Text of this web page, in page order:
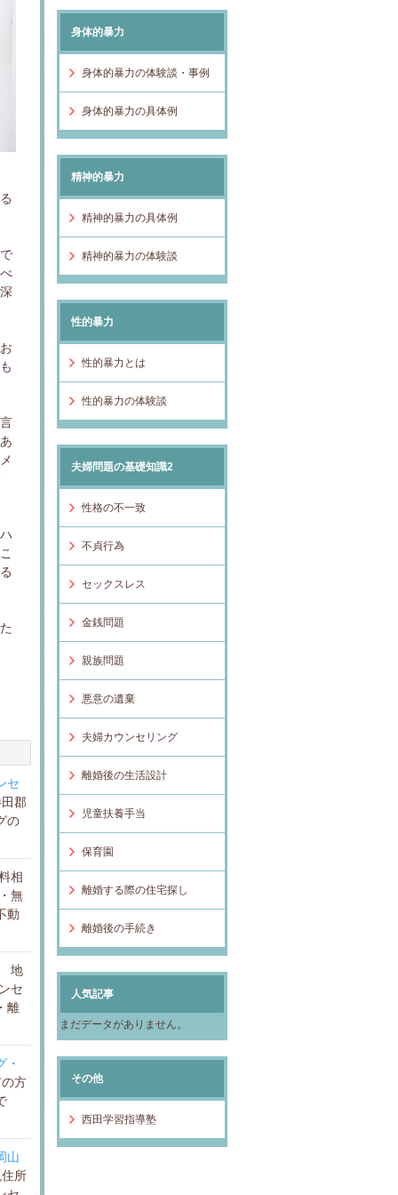
セ
郡
の
相
無
動
地
セ
離
・
方
山
所
身体的暴力
身体的暴力の体験談・事例
身体的暴力の具体例
精神的暴力
精神的暴力の具体例
精神的暴力の体験談
性的暴力
性的暴力とは
性的暴力の体験談
夫婦問題の基礎知識2
性格の不一致
不貞行為
セックスレス
金銭問題
親族問題
悪意の遺棄
夫婦カウンセリング
離婚後の生活設計
児童扶養手当
保育園
離婚する際の住宅探し
離婚後の手続き
人気記事
まだデータがありません。
その他
西田学習指導塾